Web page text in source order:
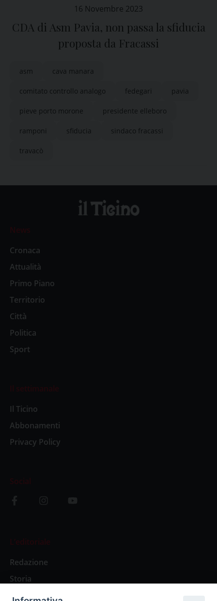
16 Novembre 2023
CDA di Asm Pavia, non passa la sfiducia
proposta da Fracassi
asm cava manara
comitato controllo analogo fedegari pavia
pieve porto morone presidente elleboro
ramponi sfiducia sindaco fracassi
travacò
News
Cronaca
Attualità
Primo Piano
Territorio
Città
Politica
Sport
Il settimanale
Il Ticino
Abbonamenti
Privacy Policy
Social
L’editoriale
Redazione
Storia